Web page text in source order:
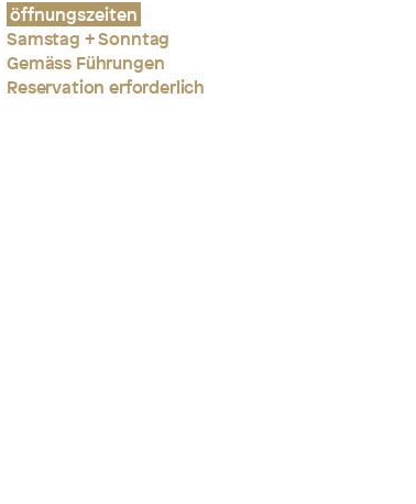
öffnungszeiten
Samstag + Sonntag
Gemäss Führungen
Reservation erforderlich